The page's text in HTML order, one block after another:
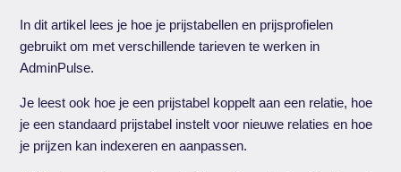
In dit artikel lees je hoe je prijstabellen en prijsprofielen
gebruikt om met verschillende tarieven te werken in
AdminPulse.
Je leest ook hoe je een prijstabel koppelt aan een relatie, hoe
je een standaard prijstabel instelt voor nieuwe relaties en hoe
je prijzen kan indexeren en aanpassen.